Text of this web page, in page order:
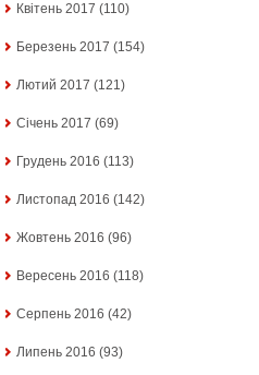
Квітень 2017 (110)
Березень 2017 (154)
Лютий 2017 (121)
Січень 2017 (69)
Грудень 2016 (113)
Листопад 2016 (142)
Жовтень 2016 (96)
Вересень 2016 (118)
Серпень 2016 (42)
Липень 2016 (93)